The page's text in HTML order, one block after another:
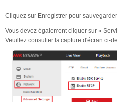
Cliquez sur Enregistrer pour
Vous devez également cliquer sur «
Veuillez consulter la capture d'écran ci-